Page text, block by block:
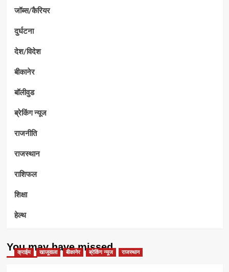
जॉब्स/कैरियर
दुर्घटना
देश/विदेश
बीकानेर
बॉलीवुड
ब्रेकिंग न्यूज
राजनीति
राजस्थान
राशिफल
शिक्षा
हेल्थ
You may have missed
क्राईम खाजूवाला बीकानेर ब्रेकिंग न्यूज राजस्थान